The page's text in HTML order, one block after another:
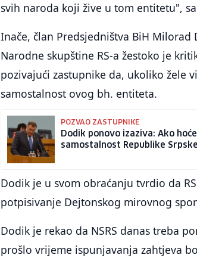
svih naroda koji žive u tom entitetu",
Inače, član Predsjedništva BiH
Narodne skupštine RS-a žestoko je
pozivajući zastupnike da, ukoliko žele
samostalnost ovog bh. entiteta.
POZVAO ZASTUPNIKE
Dodik ponovo izaziva: Ako
samostalnost Republike Srpske
Dodik je u svom obraćanju tvrdio da
potpisivanje Dejtonskog mirovnog
Dodik je rekao da NSRS danas treba
prošlo vrijeme ispunjavanja zahtjeva